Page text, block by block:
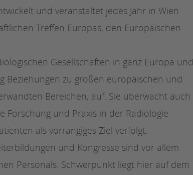
und veranstaltet jedes Jahr in Wien
Treffen Europas, den Europäischen
Gesellschaften in ganz Europa und
Beziehungen zu großen europäischen und
Bereichen, auf. Sie überwacht auch
Forschung und Praxis in der Radiologie
als vorrangiges Ziel verfolgt.
und Kongresse sind vor allem
Personals. Schwerpunkt liegt hier auf dem